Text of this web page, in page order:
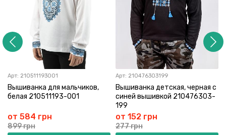
Арт: 210511193001
Вышиванка для мальчиков,
белая 210511193-001
от 584 грн
899 грн
Арт: 210476303199
Вышиванка детская, черная с
синей вышивкой 210476303-
199
от 152 грн
277 грн